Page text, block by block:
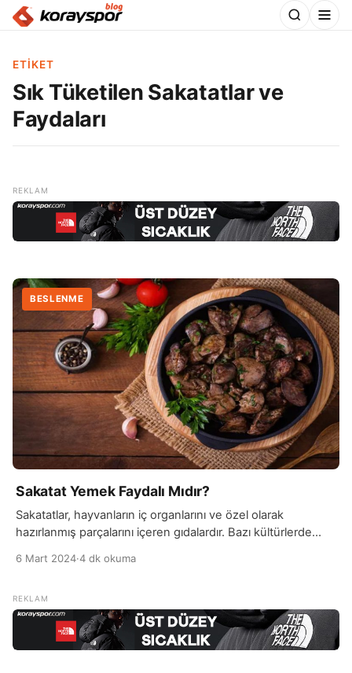
ETIKET
Sık Tüketilen Sakatatlar ve
Faydaları
BESLENME
Sakatat Yemek Faydalı Mıdır?
Sakatatlar, hayvanların iç organlarını ve özel olarak
hazırlanmış parçalarını içeren gıdalardır. Bazı kültürlerde
mineraller açısından zengin bir besin kaynağı olarak kabul
destekleyebilir ve vücuttaki dokuların yenilenmesine
yardımcı olabilir. Aynı zamanda, demir, çinko ve B vitaminleri
gibi önemli besin […]
6 Mart 2024·4 dk okuma